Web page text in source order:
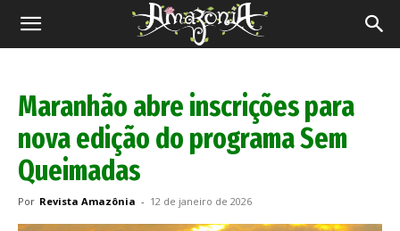
Revista
Maranhão abre inscrições para
nova edição do programa Sem
Queimadas
Por Revista Amazônia - 12 de janeiro de 2026